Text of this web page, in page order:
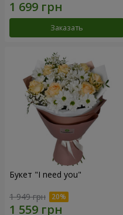
Заказать
Букет "I need you"
1 949 грн